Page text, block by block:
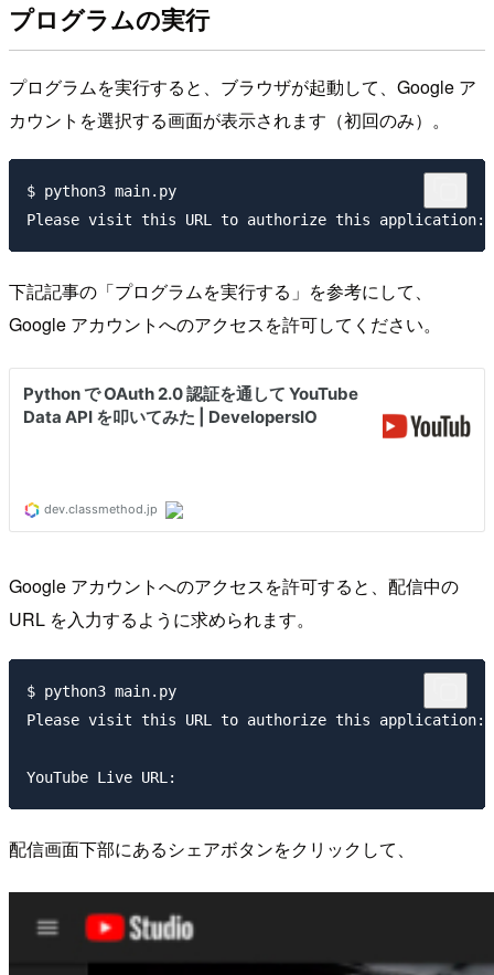
プログラムの実行
プログラムを実行すると、ブラウザが起動して、Google ア
カウントを選択する画面が表示されます（初回のみ）。
$ python3 main.py
下記記事の「プログラムを実行する」を参考にして、
Google アカウントへのアクセスを許可してください。
Google アカウントへのアクセスを許可すると、配信中の
URL を入力するように求められます。
$ python3 main.py
Please visit this URL to authorize this application:
配信画面下部にあるシェアボタンをクリックして、